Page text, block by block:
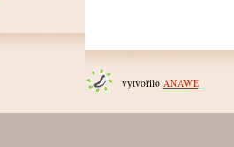
vytvořilo ANAWE